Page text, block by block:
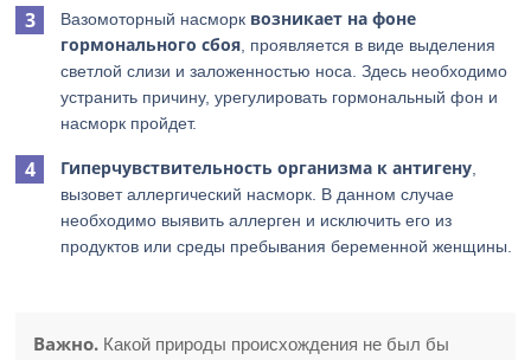
Вазомоторный насморк возникает на фоне
гормонального сбоя , проявляется в виде выделения
светлой слизи и заложенностью носа. Здесь необходимо
устранить причину, урегулировать гормональный фон и
насморк пройдет.
Гиперчувствительность организма к антигену
вызовет аллергический насморк. В данном случае
необходимо выявить аллерген и исключить его из
продуктов или среды пребывания беременной женщины.
Важно. Какой природы происхождения не был бы